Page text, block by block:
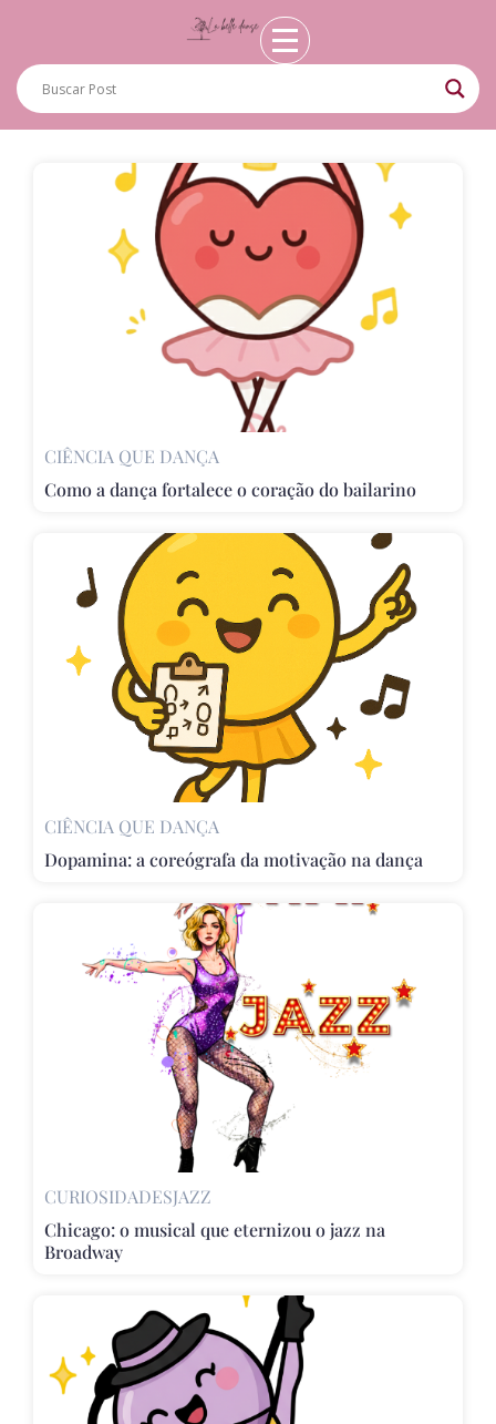
CIÊNCIA QUE DANÇA
Como a dança fortalece o coração do bailarino
CIÊNCIA QUE DANÇA
Dopamina: a coreógrafa da motivação na dança
CURIOSIDADESJAZZ
Chicago: o musical que eternizou o jazz na
Broadway